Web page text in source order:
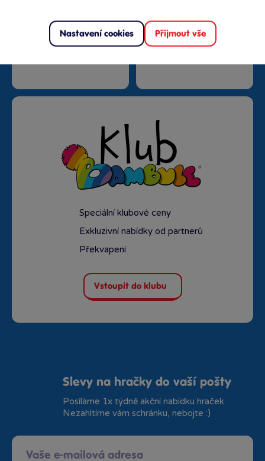
Doprava zdarma od
Rezervace na prodejně
Speciální klubové ceny
Exkluzivní nabídky od partnerů
Překvapení
Vstoupit do klubu
Slevy na hračky do vaší pošty
Posíláme 1x týdně akční nabídku hraček.
Nezahltíme vám schránku, nebojte :)
Nastavení cookies Přijmout vše